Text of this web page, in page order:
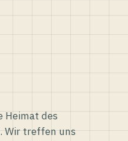
Heimat des
Wir treffen uns